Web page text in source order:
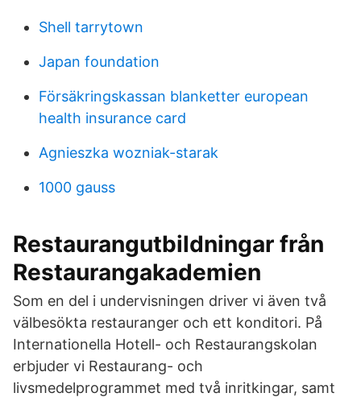
Shell tarrytown
Japan foundation
Försäkringskassan blanketter european
health insurance card
Agnieszka wozniak-starak
1000 gauss
Restaurangutbildningar från
Restaurangakademien
Som en del i undervisningen driver vi även två
välbesökta restauranger och ett konditori. På
Internationella Hotell- och Restaurangskolan
erbjuder vi Restaurang- och
livsmedelprogrammet med två inritkingar, samt